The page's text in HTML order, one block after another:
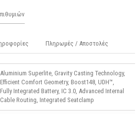
Πληρωμές / Αποστολές
Aluminium Superlite, Gravity Casting Technology,
Efficient Comfort Geometry, Boost148, UDH™,
Fully Integrated Battery, IC 3.0, Advanced Internal
Cable Routing, Integrated Seatclamp